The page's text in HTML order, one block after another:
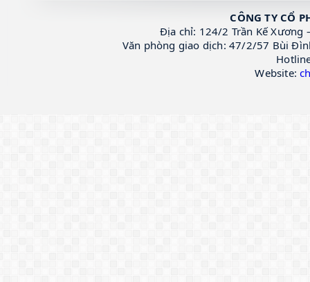
CÔNG TY CỔ
Địa chỉ: 124/2 Trần Kế Xương
Văn phòng giao dịch: 47/2/57 Bùi
Website: